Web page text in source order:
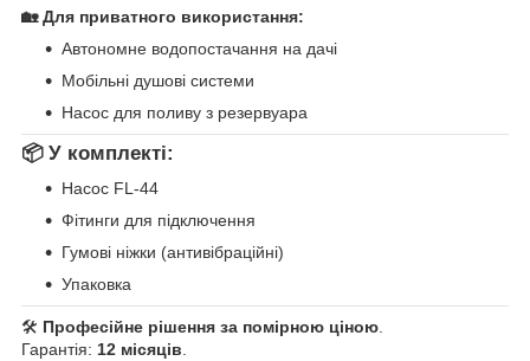
🏡 Для приватного використання:
Автономне водопостачання на дачі
Мобільні душові системи
Насос для поливу з резервуара
📦 У комплекті:
Насос FL‑44
Фітинги для підключення
Гумові ніжки (антивібраційні)
Упаковка
🛠 Професійне рішення за помірною ціною.
Гарантія: 12 місяців.